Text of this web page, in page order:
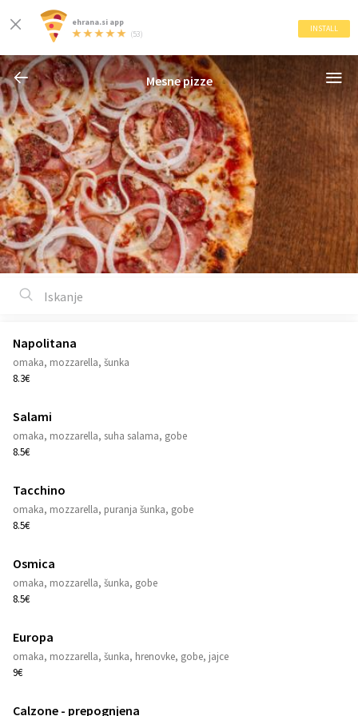
ehrana.si app
(53)
INSTALL
Mesne pizze
Napolitana
omaka, mozzarella, šunka
8.3€
Salami
omaka, mozzarella, suha salama, gobe
8.5€
Tacchino
omaka, mozzarella, puranja šunka, gobe
8.5€
Osmica
omaka, mozzarella, šunka, gobe
8.5€
Europa
omaka, mozzarella, šunka, hrenovke, gobe, jajce
9€
Calzone - prepognjena